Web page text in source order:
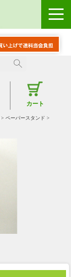
カート
> ペーパースタンド >